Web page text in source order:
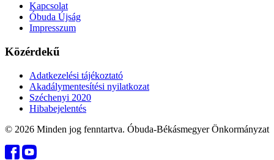
Kapcsolat
Óbuda Újság
Impresszum
Közérdekű
Adatkezelési tájékoztató
Akadálymentesítési nyilatkozat
Széchenyi 2020
Hibabejelentés
© 2026 Minden jog fenntartva. Óbuda-Békásmegyer Önkormányzat